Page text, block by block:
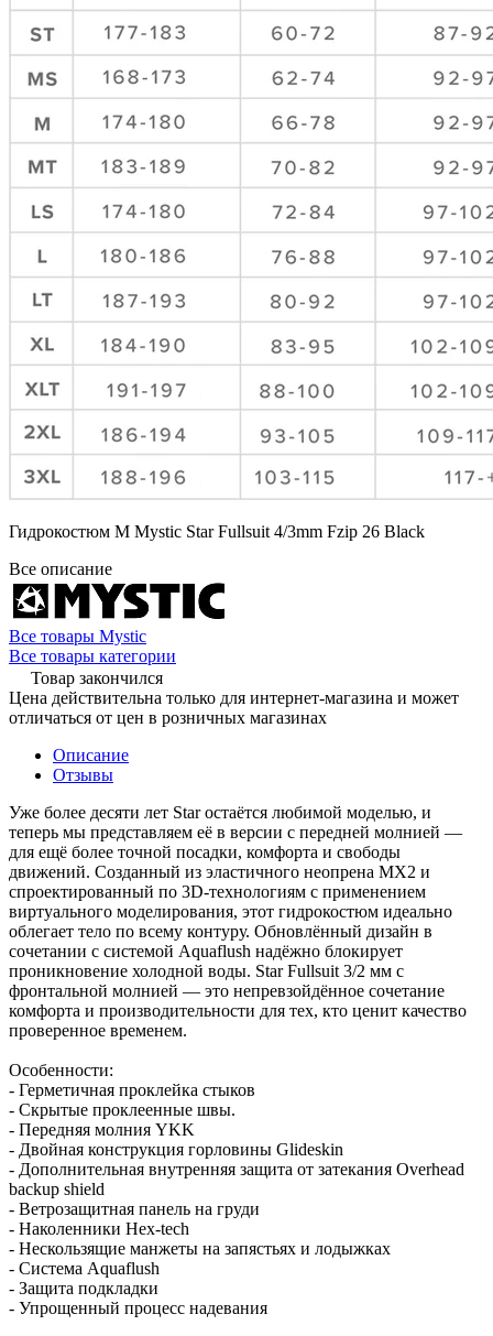
Гидрокостюм М Mystic Star Fullsuit 4/3mm Fzip 26 Black
Все описание
Все товары Mystic
Все товары категории
Товар закончился
Цена действительна только для интернет-магазина и может
отличаться от цен в розничных магазинах
Описание
Отзывы
Уже более десяти лет Star остаётся любимой моделью, и
теперь мы представляем её в версии с передней молнией —
для ещё более точной посадки, комфорта и свободы
движений. Созданный из эластичного неопрена MX2 и
спроектированный по 3D-технологиям с применением
виртуального моделирования, этот гидрокостюм идеально
облегает тело по всему контуру. Обновлённый дизайн в
сочетании с системой Aquaflush надёжно блокирует
проникновение холодной воды. Star Fullsuit 3/2 мм с
фронтальной молнией — это непревзойдённое сочетание
комфорта и производительности для тех, кто ценит качество
проверенное временем.
Особенности:
- Герметичная проклейка стыков
- Скрытые проклеенные швы.
- Передняя молния YKK
- Двойная конструкция горловины Glideskin
- Дополнительная внутренняя защита от затекания Overhead
backup shield
- Ветрозащитная панель на груди
- Наколенники Hex-tech
- Нескользящие манжеты на запястьях и лодыжках
- Система Aquaflush
- Защита подкладки
- Упрощенный процесс надевания